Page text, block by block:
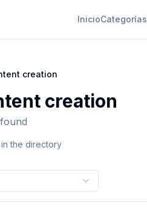
InicioCategorías
creation
creation
the directory